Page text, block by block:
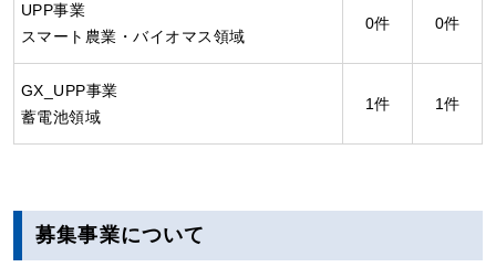
UPP事業
スマート農業・バイオマス領域
0件 0件
GX_UPP事業
蓄電池領域
1件 1件
募集事業について